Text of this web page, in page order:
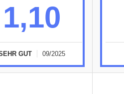
1,10
GUT 09/2025